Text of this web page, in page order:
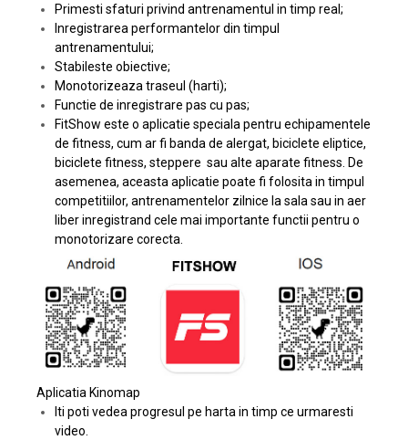
Primesti sfaturi privind antrenamentul in timp real;
Inregistrarea performantelor din timpul
antrenamentului;
Stabileste obiective;
Monotorizeaza traseul (harti);
Functie de inregistrare pas cu pas;
FitShow este o aplicatie speciala pentru echipamentele
de fitness, cum ar fi banda de alergat, biciclete eliptice,
biciclete fitness, steppere sau alte aparate fitness. De
asemenea, aceasta aplicatie poate fi folosita in timpul
competitiilor, antrenamentelor zilnice la sala sau in aer
liber inregistrand cele mai importante functii pentru o
monotorizare corecta.
Aplicatia Kinomap
Iti poti vedea progresul pe harta in timp ce urmaresti
video.